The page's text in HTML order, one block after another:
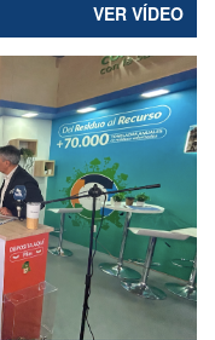
VER VÍDEO